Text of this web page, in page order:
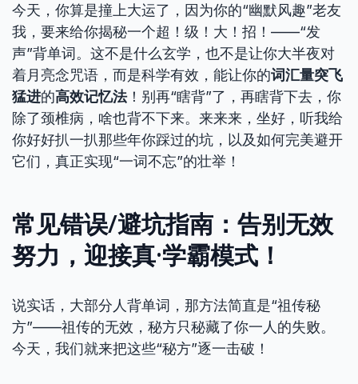
今天，你算是撞上大运了，因为你的“幽默风趣”老友
我，要来给你揭秘一个超！级！大！招！——“发
声”背单词。这不是什么玄学，也不是让你大半夜对
着月亮念咒语，而是科学有效，能让你的词汇量突飞
猛进的高效记忆法！别再“瞎背”了，再瞎背下去，你
除了颈椎病，啥也背不下来。来来来，坐好，听我给
你好好扒一扒那些年你踩过的坑，以及如何完美避开
它们，真正实现“一词不忘”的壮举！
常见错误/避坑指南：告别无效
努力，迎接真·学霸模式！
说实话，大部分人背单词，那方法简直是“祖传秘
方”——祖传的无效，秘方只秘藏了你一人的失败。
今天，我们就来把这些“秘方”逐一击破！